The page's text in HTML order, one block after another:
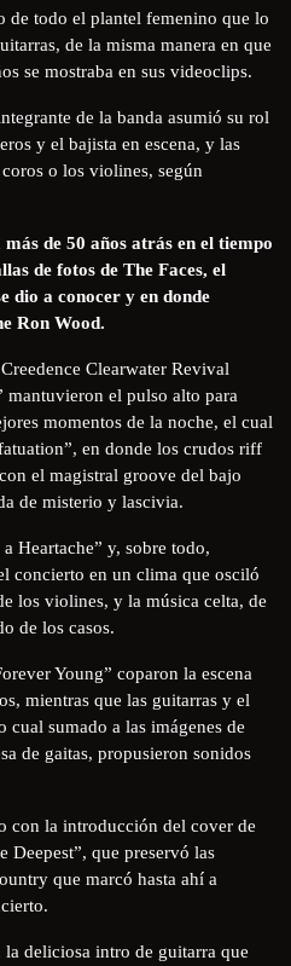
de todo el plantel femenino que lo
de la misma manera en que
se mostraba en sus videoclips.
de la banda asumió su rol
y el bajista en escena, y las
o los violines, según
de 50 años atrás en el tiempo
de fotos de The Faces, el
dio a conocer y en donde
Ron Wood.
Clearwater Revival
mantuvieron el pulso alto para
momentos de la noche, el cual
en donde los crudos riff
el magistral groove del bajo
de misterio y lascivia.
Heartache” y, sobre todo,
concierto en un clima que osciló
los violines, y la música celta, de
de los casos.
Young” coparon la escena
mientras que las guitarras y el
cual sumado a las imágenes de
de gaitas, propusieron sonidos
con la introducción del cover de
Deepest”, que preservó las
que marcó hasta ahí a
deliciosa intro de guitarra que